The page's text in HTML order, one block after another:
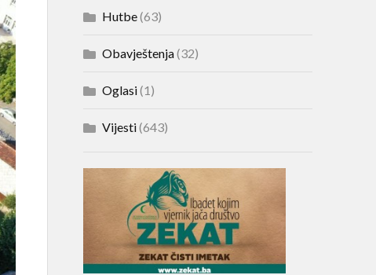
Hutbe(63)
Obavještenja(32)
Oglasi(1)
Vijesti(643)